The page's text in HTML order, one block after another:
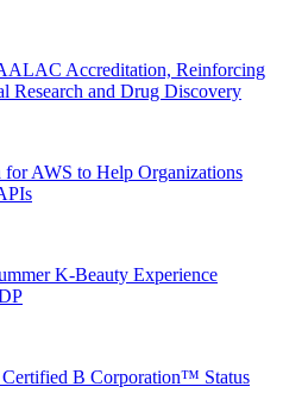
Accreditation, Reinforcing
Research and Drug Discovery
for AWS to Help Organizations
K-Beauty Experience
B Corporation™ Status